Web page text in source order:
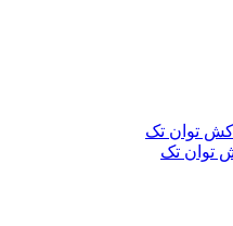
توان تک
توان تک